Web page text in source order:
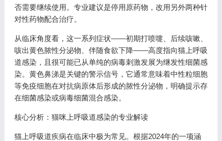
否需要继续使用。专业建议是停用原药物，改用另外两种针
对性药物配合治疗。
从临床角度看，这一系列症状——初期打喷嚏、后续咳嗽、
咳出黄色脓性分泌物、伴随食欲下降——高度指向猫上呼吸
道感染，且很可能已从单纯的病毒刺激发展为继发性细菌感
染。黄色鼻涕是关键的警示信号，它通常意味着中性粒细胞
等免疫细胞在对抗病原体后形成的脓性分泌物，明确提示存
在细菌感染或病毒细菌混合感染。
核心分析：猫咪上呼吸道感染的专业解读
猫上呼吸道疾病在临床中极为常见。根据2024年的一项涵